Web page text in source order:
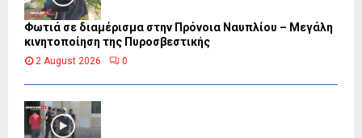
Φωτιά σε διαμέρισμα στην Πρόνοια Ναυπλίου – Μεγάλη
κινητοποίηση της Πυροσβεστικής
2 August 2026 0